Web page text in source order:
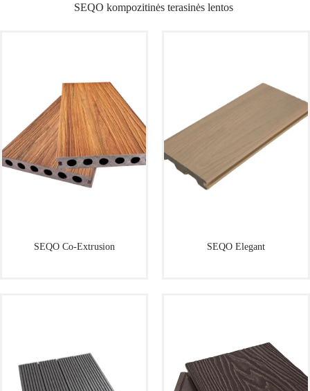
SEQO kompozitinės terasinės lentos
SEQO Co-Extrusion SEQO Elegant